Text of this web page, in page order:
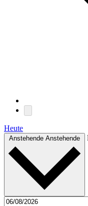
Heute
Anstehende Anstehende